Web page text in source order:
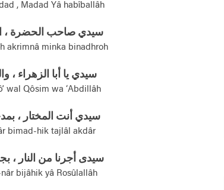
, Madad Yâ habîballâh
سيدي صاحب الحضرة ،
akrimnâ minka binadhroh
سيدي يا أبا الزهراء ،
wal Qôsim wa ‘Abdillâh
سيدي أنت المختار ،
bimad-hik tajlâl akdâr
سيدی أجرنا من النار ،
bijâhik yâ Rosûlallâh